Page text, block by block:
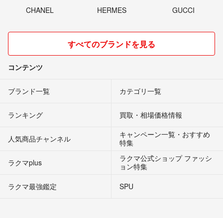
CHANEL HERMES GUCCI
すべてのブランドを見る
コンテンツ
ブランド一覧 カテゴリ一覧
ランキング 買取・相場価格情報
人気商品チャンネル
キャンペーン一覧・おすすめ
特集
ラクマplus
ラクマ公式ショップ ファッシ
ョン特集
ラクマ最強鑑定
SPU